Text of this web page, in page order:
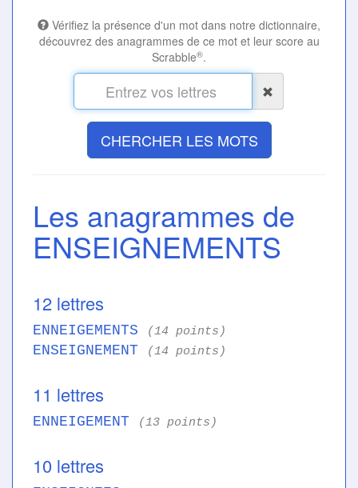
Vérifiez la présence d'un mot dans notre dictionnaire,
découvrez des anagrammes de ce mot et leur score au
Scrabble®.
CHERCHER LES MOTS
Les anagrammes de
ENSEIGNEMENTS
12 lettres
ENNEIGEMENTS (14 points)
ENSEIGNEMENT (14 points)
11 lettres
ENNEIGEMENT (13 points)
10 lettres